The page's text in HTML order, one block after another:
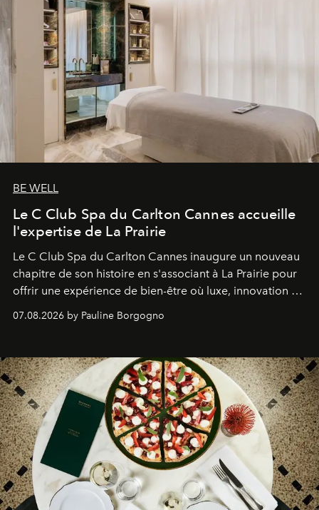
BE WELL
Le C Club Spa du Carlton Cannes accueille
l'expertise de La Prairie
Le C Club Spa du Carlton Cannes inaugure un nouveau
chapitre de son histoire en s'associant à La Prairie pour
offrir une expérience de bien-être où luxe, innovation et
expertise se rencontrent.
07.08.2026 by Pauline Borgogno